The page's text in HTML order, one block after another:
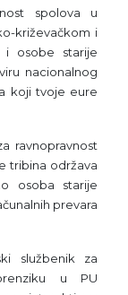
spolova u
križevačkom i
i osobe starije
nacionalnog
koji tvoje eure
ravnopravnost
tribina održava
osoba starije
prevara
službenik za
u PU